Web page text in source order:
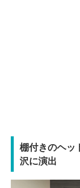
棚付きのヘッ
沢に演出